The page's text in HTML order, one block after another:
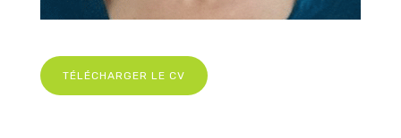
TÉLÉCHARGER LE CV